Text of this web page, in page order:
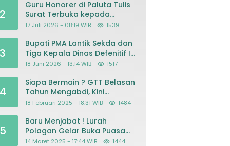
2
Guru Honorer di Paluta Tulis
Surat Terbuka kepada
Presiden Prabowo, Mohon
Kriminalisasi
17 Juli 2026 - 08:19 WIB 1539
3
Bupati PMA Lantik Sekda dan
Tiga Kepala Dinas Defenitif Ini
orangnya
18 Juni 2026 - 13:14 WIB 1517
Siapa Bermain ? GTT Belasan
Tahun Mengabdi, Kini
Dikeluarkan Sepihak Dari
18 Februari 2025 - 18:31 WIB 1484
Baru Menjabat ! Lurah
Polagan Gelar Buka Puasa
Bersama
14 Maret 2025 - 17:44 WIB 1444